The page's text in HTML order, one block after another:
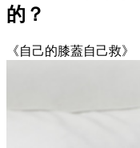
的？
《自己的膝蓋自己救》